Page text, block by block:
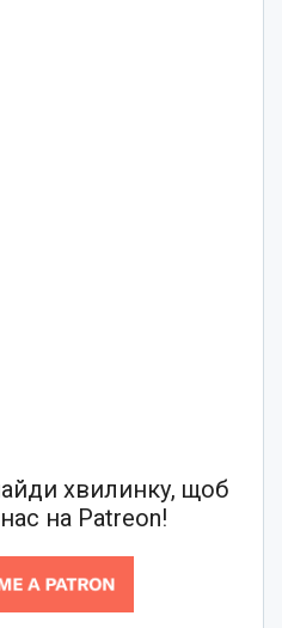
хвилинку, щоб
на Patreon!